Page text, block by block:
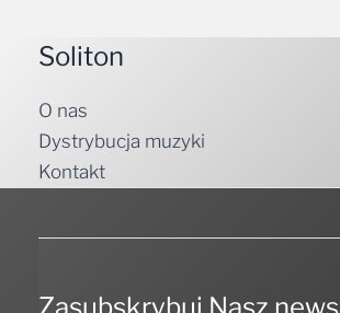
Soliton
O nas
Dystrybucja muzyki
Kontakt
Zasubskrybuj Nasz